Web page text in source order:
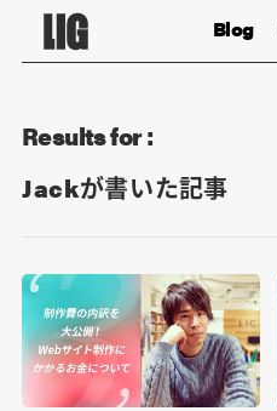
Blog
Results for :
Jackが書いた記事